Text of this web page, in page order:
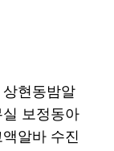
현동밤알
보정동아
알바 수진